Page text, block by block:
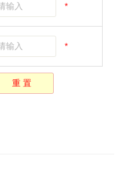
*
*